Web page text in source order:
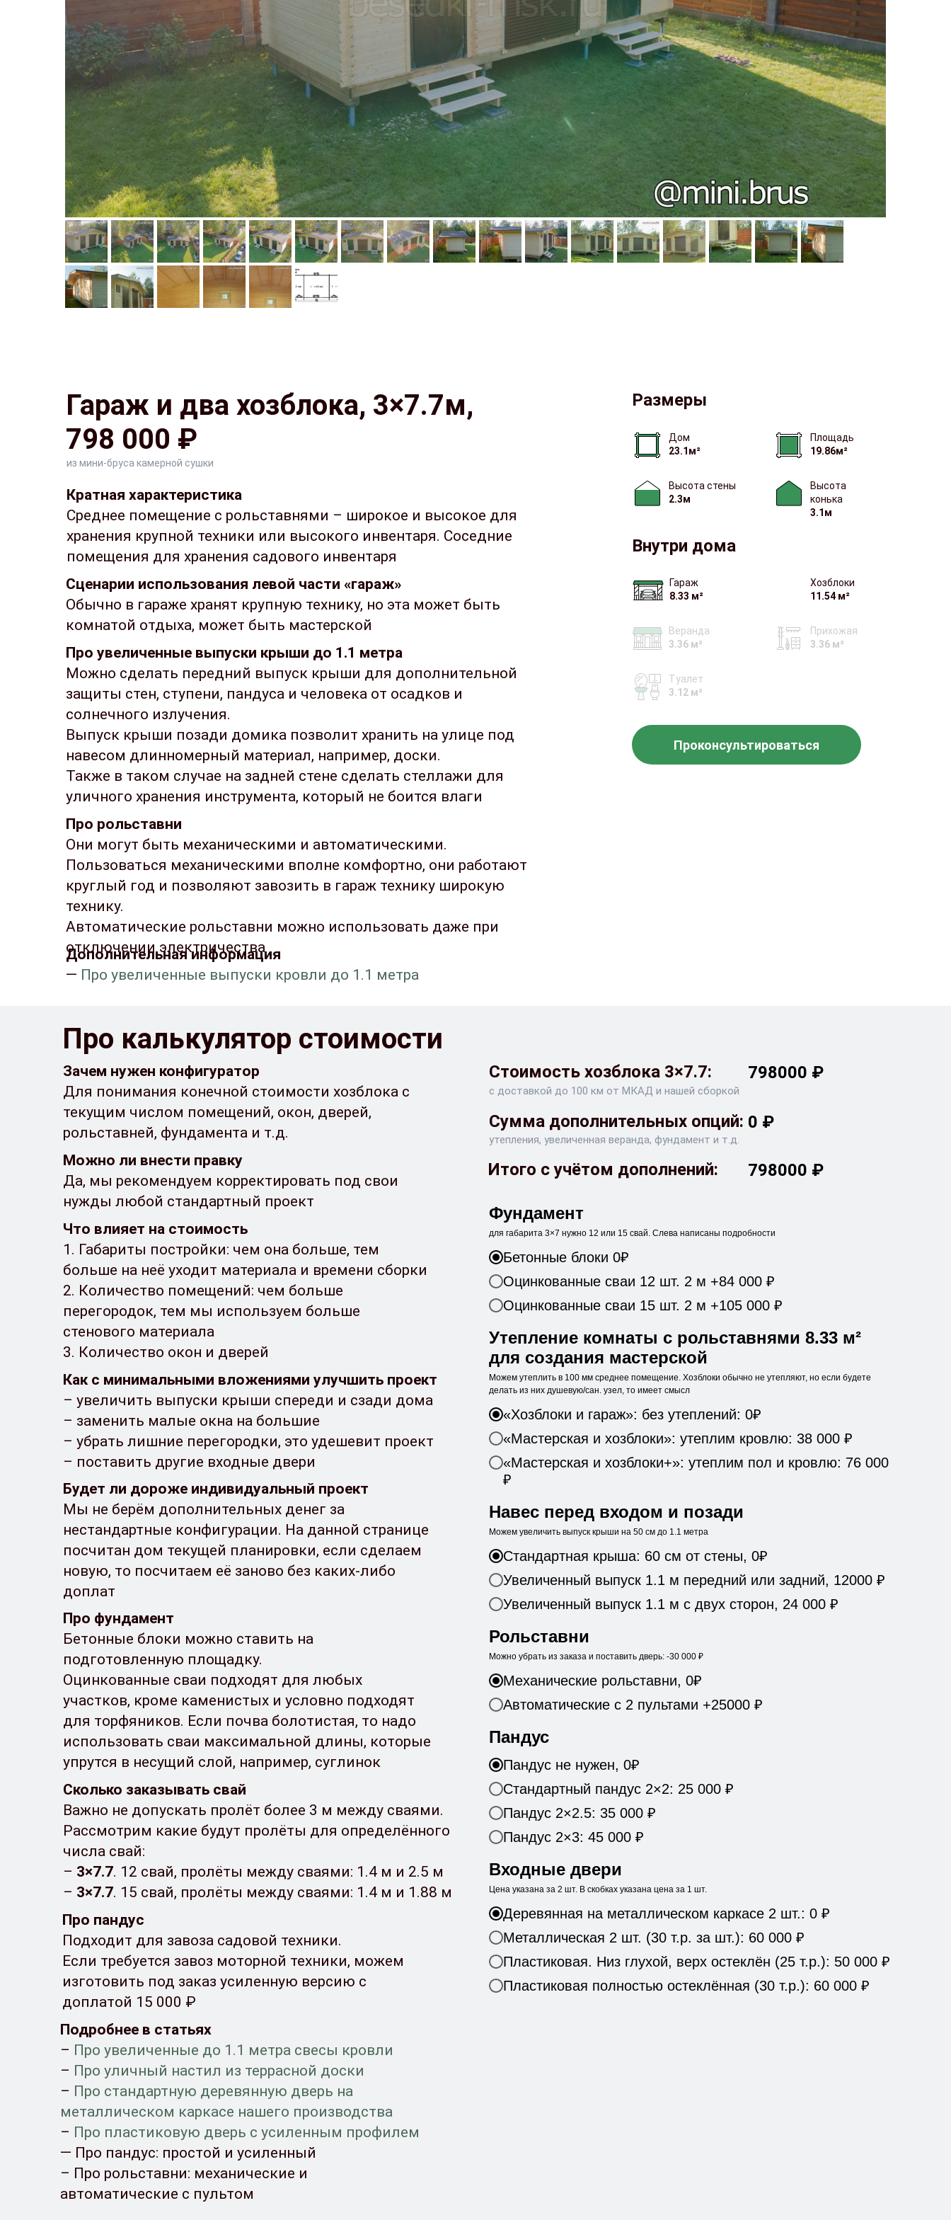
Гараж и два хозблока, 3×7.7м,
798 000 ₽
Кратная характеристика
Среднее помещение с рольставнями – широкое и высокое для
хранения крупной техники или высокого инвентаря. Соседние
помещения для хранения садового инвентаря
из мини-бруса камерной сушки
Сценарии использования левой части «гараж»
Обычно в гараже хранят крупную технику, но эта может быть
комнатой отдыха, может быть мастерской
Дополнительная информация
— Про увеличенные выпуски кровли до 1.1 метра
Про рольставни
Они могут быть механическими и автоматическими.
Пользоваться механическими вполне комфортно, они работают
круглый год и позволяют завозить в гараж технику широкую
технику.
Автоматические рольставни можно использовать даже при
отключении электричества
Про увеличенные выпуски крыши до 1.1 метра
Можно сделать передний выпуск крыши для дополнительной
защиты стен, ступени, пандуса и человека от осадков и
солнечного излучения.
Выпуск крыши позади домика позволит хранить на улице под
навесом длинномерный материал, например, доски.
Также в таком случае на задней стене сделать стеллажи для
уличного хранения инструмента, который не боится влаги
Гараж
8.33 м²
Хозблоки
11.54 м²
Веранда
3.36 м²
Туалет
3.12 м²
Прихожая
3.36 м²
Внутри дома
Размеры
Дом
23.1м²
Площадь
19.86м²
Высота стены
2.3м
Высота
конька
3.1м
Проконсультироваться
Фундамент
для габарита 3×7 нужно 12 или 15 свай. Слева написаны подробности
Бетонные блоки 0₽
Оцинкованные сваи 12 шт. 2 м +84 000 ₽
Оцинкованные сваи 15 шт. 2 м +105 000 ₽
Утепление комнаты с рольставнями 8.33 м²
для создания мастерской
Можем утеплить в 100 мм среднее помещение. Хозблоки обычно не утепляют, но если будете
делать из них душевую/сан. узел, то имеет смысл
«Хозблоки и гараж»: без утеплений: 0₽
«Мастерская и хозблоки»: утеплим кровлю: 38 000 ₽
«Мастерская и хозблоки+»: утеплим пол и кровлю: 76 000
₽
Навес перед входом и позади
Можем увеличить выпуск крыши на 50 см до 1.1 метра
Стандартная крыша: 60 см от стены, 0₽
Увеличенный выпуск 1.1 м передний или задний, 12000 ₽
Увеличенный выпуск 1.1 м с двух сторон, 24 000 ₽
Рольставни
Можно убрать из заказа и поставить дверь: -30 000 ₽
Механические рольставни, 0₽
Автоматические с 2 пультами +25000 ₽
Пандус
Пандус не нужен, 0₽
Стандартный пандус 2×2: 25 000 ₽
Пандус 2×2.5: 35 000 ₽
Пандус 2×3: 45 000 ₽
Входные двери
Цена указана за 2 шт. В скобках указана цена за 1 шт.
Деревянная на металлическом каркасе 2 шт.: 0 ₽
Металлическая 2 шт. (30 т.р. за шт.): 60 000 ₽
Пластиковая. Низ глухой, верх остеклён (25 т.р.): 50 000 ₽
Пластиковая полностью остеклённая (30 т.р.): 60 000 ₽
798000 ₽
Про калькулятор стоимости
0 ₽
798000 ₽
утепления, увеличенная веранда, фундамент и т.д.
Как с минимальными вложениями улучшить проект
– увеличить выпуски крыши спереди и сзади дома
– заменить малые окна на большие
– убрать лишние перегородки, это удешевит проект
– поставить другие входные двери
Что влияет на стоимость
1. Габариты постройки: чем она больше, тем
больше на неё уходит материала и времени сборки
2. Количество помещений: чем больше
перегородок, тем мы используем больше
стенового материала
3. Количество окон и дверей
Можно ли внести правку
Да, мы рекомендуем корректировать под свои
нужды любой стандартный проект
с доставкой до 100 км от МКАД и нашей сборкой
Итого с учётом дополнений:
Сумма дополнительных опций:
Зачем нужен конфигуратор
Для понимания конечной стоимости хозблока с
текущим числом помещений, окон, дверей,
рольставней, фундамента и т.д.
Стоимость хозблока 3×7.7:
Сколько заказывать свай
Важно не допускать пролёт более 3 м между сваями.
Рассмотрим какие будут пролёты для определённого
числа свай:
– 3×7.7. 12 свай, пролёты между сваями: 1.4 м и 2.5 м
– 3×7.7. 15 свай, пролёты между сваями: 1.4 м и 1.88 м
Про фундамент
Бетонные блоки можно ставить на
подготовленную площадку.
Оцинкованные сваи подходят для любых
участков, кроме каменистых и условно подходят
для торфяников. Если почва болотистая, то надо
использовать сваи максимальной длины, которые
упрутся в несущий слой, например, суглинок
Будет ли дороже индивидуальный проект
Мы не берём дополнительных денег за
нестандартные конфигурации. На данной странице
посчитан дом текущей планировки, если сделаем
новую, то посчитаем её заново без каких-либо
доплат
Про пандус
Подходит для завоза садовой техники.
Если требуется завоз моторной техники, можем
изготовить под заказ усиленную версию с
доплатой 15 000 ₽
Подробнее в статьях
– Про увеличенные до 1.1 метра свесы кровли
– Про уличный настил из террасной доски
– Про стандартную деревянную дверь на
металлическом каркасе нашего производства
– Про пластиковую дверь с усиленным профилем
— Про пандус: простой и усиленный
– Про рольставни: механические и
автоматические с пультом